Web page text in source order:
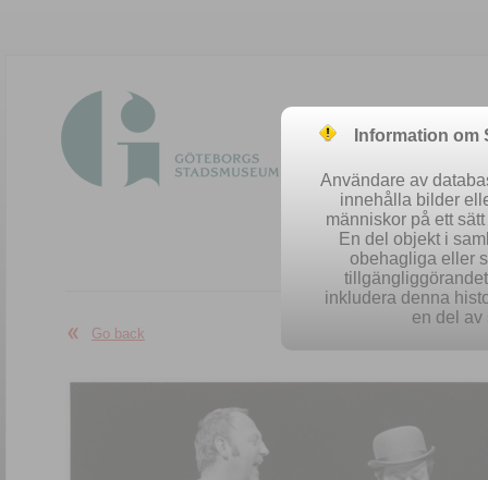
Easy
Go back
Information
Användare av
innehålla bilder
människor på ett
En del objekt i
obehagliga eller
inkludera denna
en del av